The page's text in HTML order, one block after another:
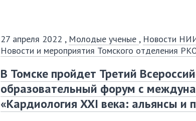
27 апреля 2022 , Молодые ученые , Новости
Новости и мероприятия Томского отделения
В Томске пройдет Третий
образовательный форум с
«Кардиология XXI века: альянсы и